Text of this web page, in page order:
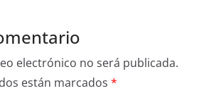
electrónico no será publicada.
están marcados *